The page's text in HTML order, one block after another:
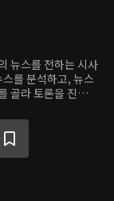
뉴스를 전하는 시사
를 분석하고, 뉴스
골라 토론을 진행하